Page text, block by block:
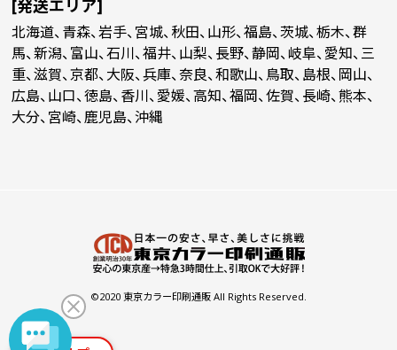
[発送エリア]
北海道、青森、岩手、宮城、秋田、山形、福島、茨城、栃木、群
馬、新潟、富山、石川、福井、山梨、長野、静岡、岐阜、愛知、三
重、滋賀、京都、大阪、兵庫、奈良、和歌山、鳥取、島根、岡山、
広島、山口、徳島、香川、愛媛、高知、福岡、佐賀、長崎、熊本、
大分、宮崎、鹿児島、沖縄
©2020 東京カラー印刷通販 All Rights Reserved.